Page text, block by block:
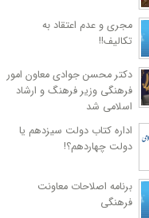
مجری و عدم اعتقاد به
تکالیف!!
دکتر محسن جوادی معاون امور
فرهنگی وزیر فرهنگ و ارشاد
اسلامی شد
اداره کتاب دولت سیزدهم یا
دولت چهاردهم؟!
برنامه اصلاحات معاونت
فرهنگی